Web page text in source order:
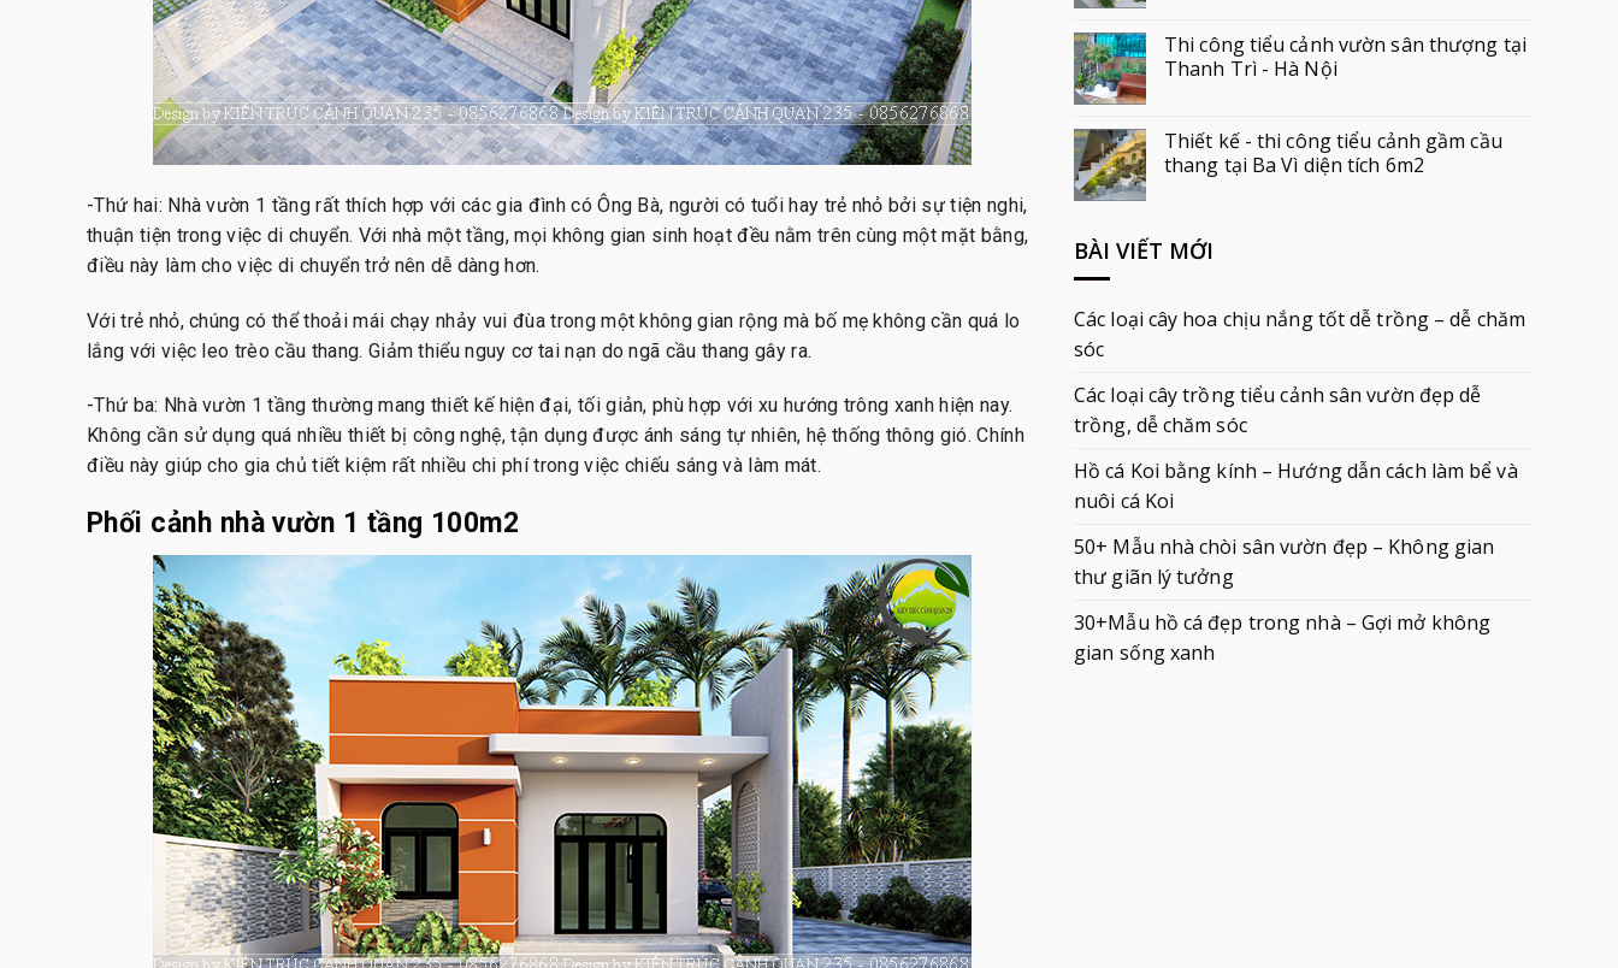
-Thứ hai: Nhà vườn 1 tầng rất thích hợp với các gia đình có Ông Bà, người có tuổi hay trẻ nhỏ bởi sự tiện nghi,
thuận tiện trong việc di chuyển. Với nhà một tầng, mọi không gian sinh hoạt đều nằm trên cùng một mặt bằng,
điều này làm cho việc di chuyển trở nên dễ dàng hơn.
Với trẻ nhỏ, chúng có thể thoải mái chạy nhảy vui đùa trong một không gian rộng mà bố mẹ không cần quá lo
lắng với việc leo trèo cầu thang. Giảm thiểu nguy cơ tai nạn do ngã cầu thang gây ra.
-Thứ ba: Nhà vườn 1 tầng thường mang thiết kế hiện đại, tối giản, phù hợp với xu hướng trông xanh hiện nay.
Không cần sử dụng quá nhiều thiết bị công nghệ, tận dụng được ánh sáng tự nhiên, hệ thống thông gió. Chính
điều này giúp cho gia chủ tiết kiệm rất nhiều chi phí trong việc chiếu sáng và làm mát.
Phối cảnh nhà vườn 1 tầng 100m2
Thi công tiểu cảnh vườn sân thượng tại
Thanh Trì - Hà Nội
Thiết kế - thi công tiểu cảnh gầm cầu
thang tại Ba Vì diện tích 6m2
BÀI VIẾT MỚI
Các loại cây hoa chịu nắng tốt dễ trồng – dễ chăm
sóc
Các loại cây trồng tiểu cảnh sân vườn đẹp dễ
trồng, dễ chăm sóc
Hồ cá Koi bằng kính – Hướng dẫn cách làm bể và
nuôi cá Koi
50+ Mẫu nhà chòi sân vườn đẹp – Không gian
thư giãn lý tưởng
30+Mẫu hồ cá đẹp trong nhà – Gợi mở không
gian sống xanh